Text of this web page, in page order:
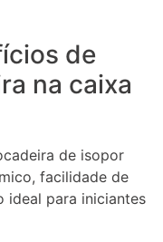
de
na caixa
de isopor
facilidade de
ideal para iniciantes